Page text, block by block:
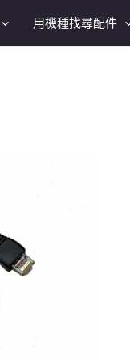
用機種找尋配件